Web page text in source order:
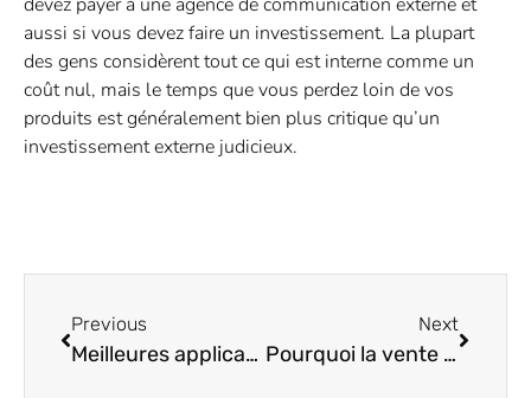
aussi si vous devez faire un investissement. La plupart
des gens considèrent tout ce qui est interne comme un
coût nul, mais le temps que vous perdez loin de vos
produits est généralement bien plus critique qu’un
investissement externe judicieux.
Previous
Meilleures applications pour trouver où les émissions et les films sont diffusés en continu
Next
Pourquoi la vente des chewing-gums peut-elle toujours être rentable?